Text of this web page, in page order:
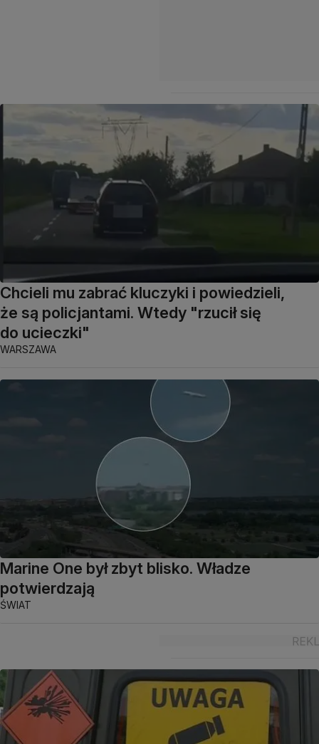
Chcieli mu zabrać kluczyki i powiedzieli,
że są policjantami. Wtedy "rzucił się
do ucieczki"
WARSZAWA
Marine One był zbyt blisko. Władze
potwierdzają
ŚWIAT